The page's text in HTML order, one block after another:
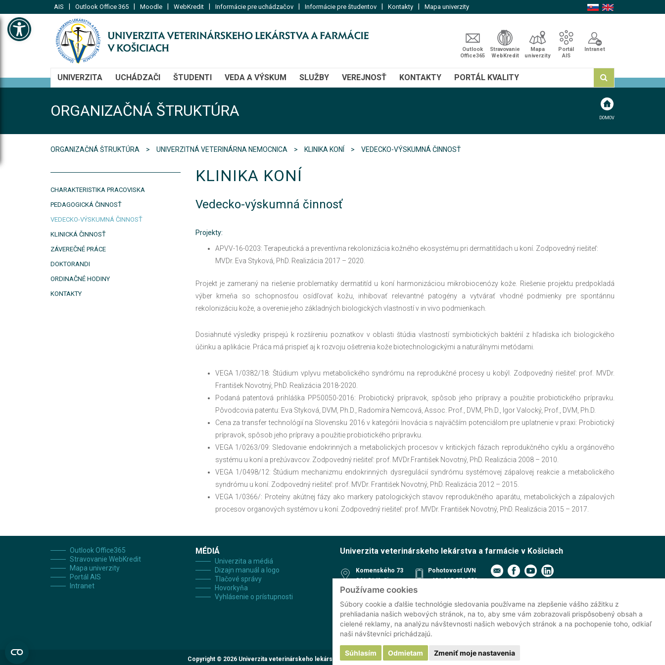
Open toolbar
Používame cookies
Súbory cookie a ďalšie technológie sledovania používame na zlepšenie vášho zážitku z
prehliadania našich webových stránok, na to, aby sme vám zobrazovali prispôsobený obsah a
cielené reklamy, na analýzu návštevnosti našich webových stránok a na pochopenie toho, odkiaľ
naši návštevníci prichádzajú.
Súhlasím Odmietam Zmeniť moje nastavenia
AIS Outlook Office 365 Moodle WebKredit Informácie pre uchádzačov Informácie pre študentov Kontakty Mapa univerzity
Outlook
Office365
Stravovanie
WebKredit
Mapa
univerzity
Portál
AIS
Intranet
UNIVERZITA UCHÁDZAČI ŠTUDENTI VEDA A VÝSKUM SLUŽBY VEREJNOSŤ KONTAKTY PORTÁL KVALITY
ORGANIZAČNÁ ŠTRUKTÚRA DOMOV
ORGANIZAČNÁ ŠTRUKTÚRA UNIVERZITNÁ VETERINÁRNA NEMOCNICA KLINIKA KONÍ VEDECKO-VÝSKUMNÁ ČINNOSŤ
CHARAKTERISTIKA PRACOVISKA
PEDAGOGICKÁ ČINNOSŤ
VEDECKO-VÝSKUMNÁ ČINNOSŤ
KLINICKÁ ČINNOSŤ
ZÁVEREČNÉ PRÁCE
DOKTORANDI
ORDINAČNÉ HODINY
KONTAKTY
KLINIKA KONÍ
Vedecko-výskumná činnosť
Projekty:
APVV-16-0203: Terapeutická a preventívna rekolonizácia kožného ekosystému pri dermatitídach u koní. Zodpovedný riešiteľ:
MVDr. Eva Styková, PhD. Realizácia 2017 – 2020.
Projekt je zameraný na riešenie problematiky dermatitíd u koní harmonizáciou mikrobiocenózy kože. Riešenie projektu predpokladá
výber kmeňa so schopnosťou osídľovať kožu, inhibovať relevantné patogény a vytvárať vhodné podmienky pre spontánnu
rekolonizáciu kože, a overenie jeho základných biologických vlastností v in vivo podmienkach.
Dosiahnuté výsledky prispejú k rozšíreniu poznatkov v oblasti štúdia vlastností symbiotických baktérií z hľadiska ich biologického
účinku a aplikácie. Práca má prispieť aj k rozvoju ošetrenia kože biotechnologickými a naturálnymi metódami.
VEGA 1/0382/18: Štúdium vplyvu metabolického syndrómu na reprodukčné procesy u kobýl. Zodpovedný riešiteľ: prof. MVDr.
František Novotný, PhD. Realizácia 2018-2020.
Podaná patentová prihláška PP50050-2016: Probiotický prípravok, spôsob jeho prípravy a použitie probiotického prípravku.
Pôvodcovia patentu: Eva Styková, DVM, Ph.D., Radomíra Nemcová, Assoc. Prof., DVM, Ph.D., Igor Valocký, Prof., DVM, Ph.D.
Cena za transfer technológií na Slovensku 2016 v kategórii Inovácia s najväčším potenciálom pre uplatnenie v praxi: Probiotický
prípravok, spôsob jeho prípravy a použitie probiotického prípravku.
VEGA 1/0263/09: Sledovanie endokrinných a metabolických procesov v kritických fázach reprodukčného cyklu a orgánového
systému u koní a prežúvavcov. Zodpovedný riešiteľ: prof. MVDr.František Novotný, PhD. Realizácia 2008 – 2010.
VEGA 1/0498/12: Štúdium mechanizmu endokrinných dysregulácií syndrómu systémovej zápalovej reakcie a metabolického
syndrómu u koní. Zodpovedný riešiteľ: prof. MVDr. František Novotný, PhD. Realizácia 2012 – 2015.
VEGA 1/0366/: Proteíny akútnej fázy ako markery patologických stavov reprodukčného aparátu, metabolických a zápalových
procesov organových systémov u koní. Zodpovedný riešiteľ: prof. MVDr. František Novotný, PhD. Realizácia 2015 – 2017.
Outlook Office365
Stravovanie WebKredit
Mapa univerzity
Portál AIS
Intranet
MÉDIÁ
Univerzita a médiá
Dizajn manuál a logo
Tlačové správy
Hovorkyňa
Vyhlásenie o prístupnosti
Univerzita veterinárskeho lekárstva a farmácie v Košiciach
Komenského 73
041 81 Košice
Slovenská republika
48°44'18.8"N
21°14'45.0"E
Pohotovosť UVN
+421 905 579 559
+421 915 991 474
Študijné oddelenie
Referát PhD. štúdia
Kliniky
Copyright © 2026 Univerzita veterinárskeho lekárstva a farmácie v Košiciach | Všetky práva vyhradené